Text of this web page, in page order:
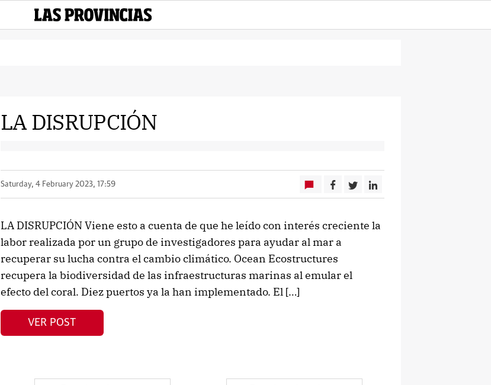
LA DISRUPCIÓN
Saturday, 4 February 2023, 17:59
LA DISRUPCIÓN Viene esto a cuenta de que he leído con interés creciente la
labor realizada por un grupo de investigadores para ayudar al mar a
recuperar su lucha contra el cambio climático. Ocean Ecostructures
recupera la biodiversidad de las infraestructuras marinas al emular el
efecto del coral. Diez puertos ya la han implementado. El […]
VER POST